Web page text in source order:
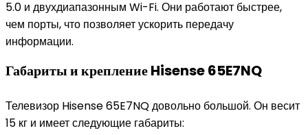
5.0 и двухдиапазонным Wi-Fi. Они работают быстрее,
чем порты, что позволяет ускорить передачу
информации.
Габариты и крепление Hisense 65E7NQ
Телевизор Hisense 65E7NQ довольно большой. Он весит
15 кг и имеет следующие габариты: